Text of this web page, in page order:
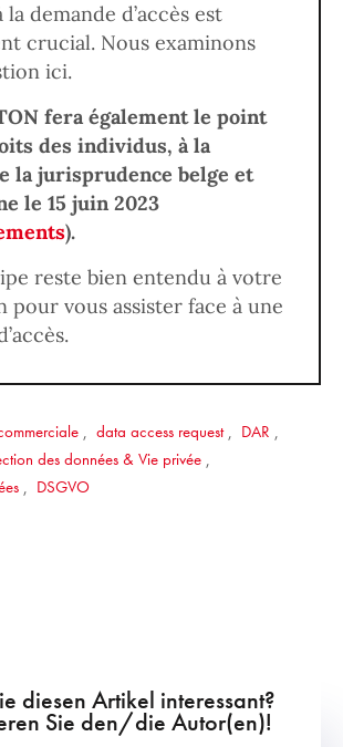
demande d’accès est
crucial. Nous examinons
ici.
fera également le point
des individus, à la
la jurisprudence belge et
le 15 juin 2023
).
reste bien entendu à votre
pour vous assister face à une
, data access request, DAR ,
des données & Vie privée ,
, DSGVO
diesen Artikel interessant?
Sie den/die Autor(en)!